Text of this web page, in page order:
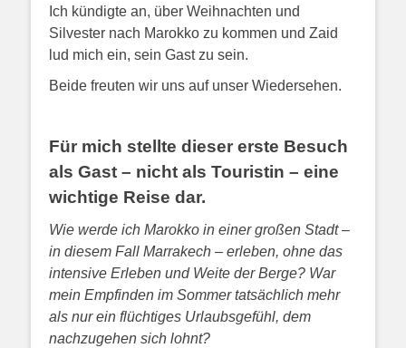
Ich kündigte an, über Weihnachten und
Silvester nach Marokko zu kommen und Zaid
lud mich ein, sein Gast zu sein.
Beide freuten wir uns auf unser Wiedersehen.
Für mich stellte dieser erste Besuch
als Gast – nicht als Touristin – eine
wichtige Reise dar.
Wie werde ich Marokko in einer großen Stadt –
in diesem Fall Marrakech – erleben, ohne das
intensive Erleben und Weite der Berge? War
mein Empfinden im Sommer tatsächlich mehr
als nur ein flüchtiges Urlaubsgefühl, dem
nachzugehen sich lohnt?